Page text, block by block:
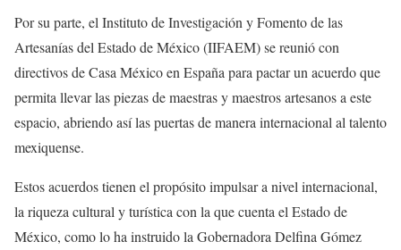
Por su parte, el Instituto de Investigación y Fomento de las
Artesanías del Estado de México (IIFAEM) se reunió con
directivos de Casa México en España para pactar un acuerdo que
permita llevar las piezas de maestras y maestros artesanos a este
espacio, abriendo así las puertas de manera internacional al talento
mexiquense.
Estos acuerdos tienen el propósito impulsar a nivel internacional,
la riqueza cultural y turística con la que cuenta el Estado de
México, como lo ha instruido la Gobernadora Delfina Gómez